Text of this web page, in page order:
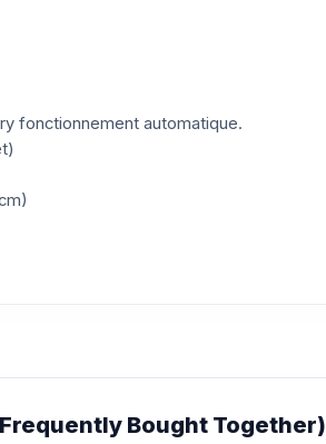
fonctionnement automatique.
Bought Together)